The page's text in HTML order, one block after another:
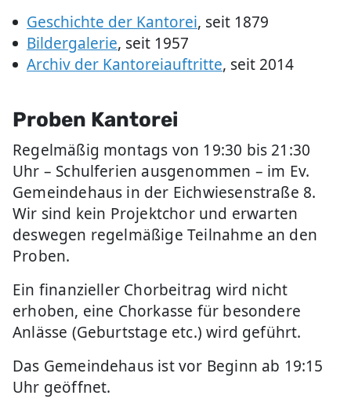
Geschichte der Kantorei, seit 1879
Bildergalerie, seit 1957
Archiv der Kantoreiauftritte, seit 2014
Proben Kantorei
Regelmäßig montags von 19:30 bis 21:30
Uhr – Schulferien ausgenommen – im Ev.
Gemeindehaus in der Eichwiesenstraße 8.
Wir sind kein Projektchor und erwarten
deswegen regelmäßige Teilnahme an den
Proben.
Ein finanzieller Chorbeitrag wird nicht
erhoben, eine Chorkasse für besondere
Anlässe (Geburtstage etc.) wird geführt.
Das Gemeindehaus ist vor Beginn ab 19:15
Uhr geöffnet.